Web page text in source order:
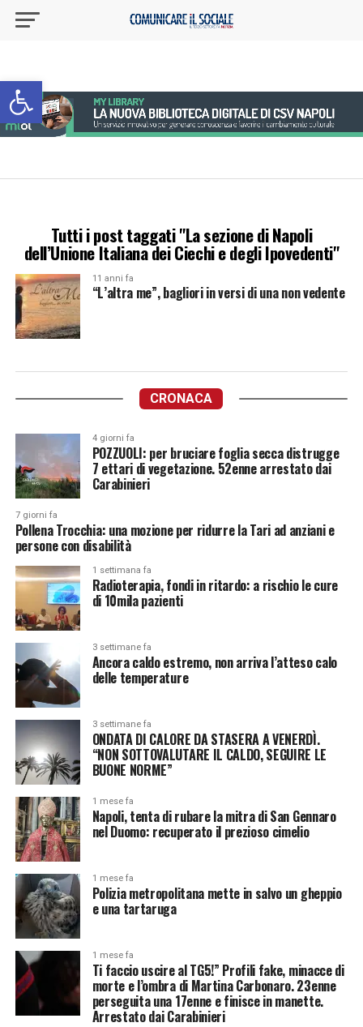
Apri la barra degli strumenti
Tutti i post taggati "La sezione di Napoli
dell’Unione Italiana dei Ciechi e degli Ipovedenti"
11 anni fa
“L’altra me”, bagliori in versi di una non vedente
CRONACA
4 giorni fa
POZZUOLI: per bruciare foglia secca distrugge
7 ettari di vegetazione. 52enne arrestato dai
Carabinieri
7 giorni fa
Pollena Trocchia: una mozione per ridurre la Tari ad anziani e
persone con disabilità
1 settimana fa
Radioterapia, fondi in ritardo: a rischio le cure
di 10mila pazienti
3 settimane fa
Ancora caldo estremo, non arriva l’atteso calo
delle temperature
3 settimane fa
ONDATA DI CALORE DA STASERA A VENERDÌ.
“NON SOTTOVALUTARE IL CALDO, SEGUIRE LE
BUONE NORME”
1 mese fa
Napoli, tenta di rubare la mitra di San Gennaro
nel Duomo: recuperato il prezioso cimelio
1 mese fa
Polizia metropolitana mette in salvo un gheppio
e una tartaruga
1 mese fa
Ti faccio uscire al TG5!” Profili fake, minacce di
morte e l’ombra di Martina Carbonaro. 23enne
perseguita una 17enne e finisce in manette.
Arrestato dai Carabinieri